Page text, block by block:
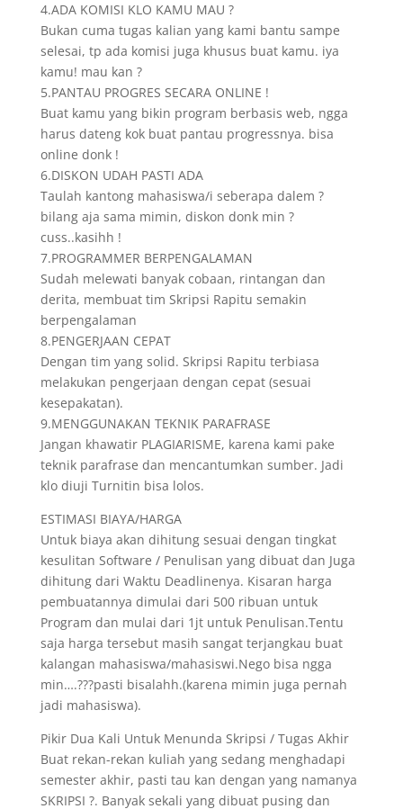
4.ADA KOMISI KLO KAMU MAU ?
Bukan cuma tugas kalian yang kami bantu sampe
selesai, tp ada komisi juga khusus buat kamu. iya
kamu! mau kan ?
5.PANTAU PROGRES SECARA ONLINE !
Buat kamu yang bikin program berbasis web, ngga
harus dateng kok buat pantau progressnya. bisa
online donk !
6.DISKON UDAH PASTI ADA
Taulah kantong mahasiswa/i seberapa dalem ?
bilang aja sama mimin, diskon donk min ?
cuss..kasihh !
7.PROGRAMMER BERPENGALAMAN
Sudah melewati banyak cobaan, rintangan dan
derita, membuat tim Skripsi Rapitu semakin
berpengalaman
8.PENGERJAAN CEPAT
Dengan tim yang solid. Skripsi Rapitu terbiasa
melakukan pengerjaan dengan cepat (sesuai
kesepakatan).
9.MENGGUNAKAN TEKNIK PARAFRASE
Jangan khawatir PLAGIARISME, karena kami pake
teknik parafrase dan mencantumkan sumber. Jadi
klo diuji Turnitin bisa lolos.
ESTIMASI BIAYA/HARGA
Untuk biaya akan dihitung sesuai dengan tingkat
kesulitan Software / Penulisan yang dibuat dan Juga
dihitung dari Waktu Deadlinenya. Kisaran harga
pembuatannya dimulai dari 500 ribuan untuk
Program dan mulai dari 1jt untuk Penulisan.Tentu
saja harga tersebut masih sangat terjangkau buat
kalangan mahasiswa/mahasiswi.Nego bisa ngga
min….???pasti bisalahh.(karena mimin juga pernah
jadi mahasiswa).
Pikir Dua Kali Untuk Menunda Skripsi / Tugas Akhir
Buat rekan-rekan kuliah yang sedang menghadapi
semester akhir, pasti tau kan dengan yang namanya
SKRIPSI ?. Banyak sekali yang dibuat pusing dan